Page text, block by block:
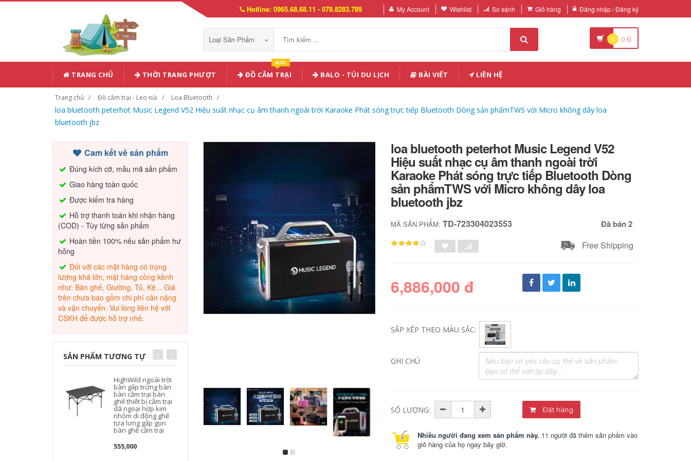
Hotline: 0965.68.68.11 - 078.8283.789 My Account Wishlist So sánh Giỏ hàng Đăng nhập / Đăng ký
Loại Sản Phẩm 0 0 Đ
TRANG CHỦ THỜI TRANG PHƯỢT ĐỒ CẮM TRẠI
MỚI
BALO - TÚI DU LỊCH BÀI VIẾT LIÊN HỆ
Trang chủ Đồ cắm trại - Leo núi Loa Bluetooth
loa bluetooth peterhot Music Legend V52 Hiệu suất nhạc cụ âm thanh ngoài trời Karaoke Phát sóng trực tiếp Bluetooth Dòng sản phẩmTWS với Micro không dây loa
bluetooth jbz
Cam kết về sản phẩm
Đúng kích cỡ, mẫu mã sản phẩm
Giao hàng toàn quốc
Được kiểm tra hàng
Hỗ trợ thanh toán khi nhận hàng
(COD) - Tùy từng sản phẩm
Hoàn tiền 100% nếu sản phẩm hư
hỏng
Đối với các mặt hàng có trọng
lượng khá lớn, mặt hàng cồng kềnh
như: Bàn ghế, Giường, Tủ, Kệ... Giá
trên chưa bao gồm chi phí cân nặng
và vận chuyển. Vui lòng liên hệ với
CSKH để được hỗ trợ nhé.
SẢN PHẨM TƯƠNG TỰ
HighWild ngoài trời
bàn gấp trứng bàn
bàn cắm trại bàn
ghế thiết bị cắm trại
dã ngoại hợp kim
nhôm di động ghế
tựa lưng gấp gọn
bàn ghế cắm trại
555,000
gấp gọn Bàn gấp
ngoài trời hợp kim
nhôm trứng cuộn
bàn di động bàn
cắm trại dã ngoại Bộ
bàn ghế cắm trại
ghế xếp ngoài trời
Urban Wave, bàn
ghế picnic di động,
bàn trứng cuộn,
bàn cắm trại, trọn
bộ trang thiết bị vật
dụng bàn ghế gấp
bàn ghế ăn gấp gọn
loa bluetooth peterhot Music Legend V52
Hiệu suất nhạc cụ âm thanh ngoài trời
Karaoke Phát sóng trực tiếp Bluetooth Dòng
sản phẩmTWS với Micro không dây loa
bluetooth jbz
MÃ SẢN PHẨM:TD-723304023553 Đã bán 2
Free Shipping
6,886,000 đ
SẮP XẾP THEO MÀU SẮC:
GHI CHÚ
SỐ LƯỢNG: Đặt hàng
Nhiều người đang xem sản phẩm này. 11 người đã thêm sản phẩm vào
giỏ hàng của họ ngay bây giờ.